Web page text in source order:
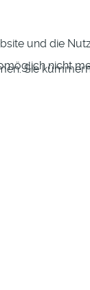
Sie
und die
nicht